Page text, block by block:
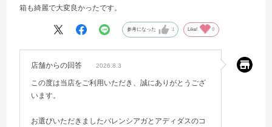
箱も綺麗で大変良かったです。
参考になった 1 Like! 0
店舗からの回答 2026.8.3
この度は当店をご利用いただき、誠にありがとうござ
います。
お選びいただきましたバレンシアガとアディダスのコ